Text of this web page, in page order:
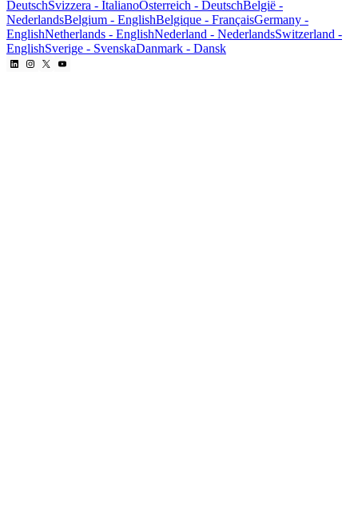
DeutschSvizzera - ItalianoÖsterreich - DeutschBelgië -
NederlandsBelgium - EnglishBelgique - FrançaisGermany -
EnglishNetherlands - EnglishNederland - NederlandsSwitzerland -
EnglishSverige - SvenskaDanmark - Dansk